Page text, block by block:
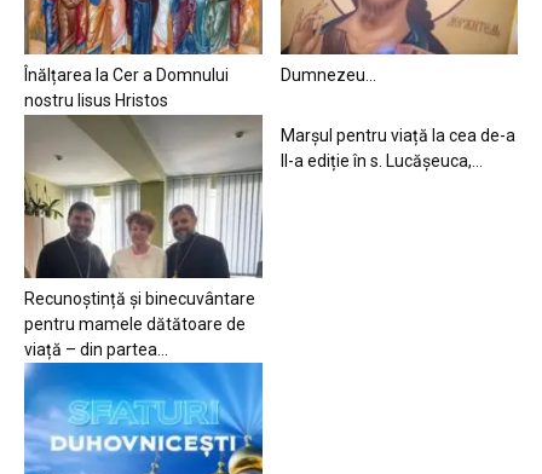
Înălțarea la Cer a Domnului
nostru Iisus Hristos
Dumnezeu…
Recunoștință și binecuvântare
pentru mamele dătătoare de
viață – din partea...
Marșul pentru viață la cea de-a
II-a ediție în s. Lucășeuca,...